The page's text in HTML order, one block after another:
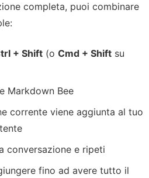
completa, puoi combinare
+ Shift (o Cmd + Shift su
Markdown Bee
corrente viene aggiunta al tuo
conversazione e ripeti
fino ad avere tutto il